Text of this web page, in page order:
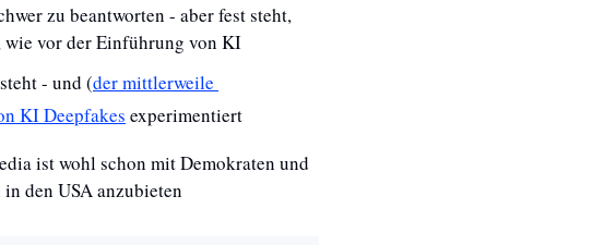
zu beantworten - aber fest steht,
vor der Einführung von KI
- und (der mittlerweile
KI Deepfakes experimentiert
ist wohl schon mit Demokraten und
den USA anzubieten